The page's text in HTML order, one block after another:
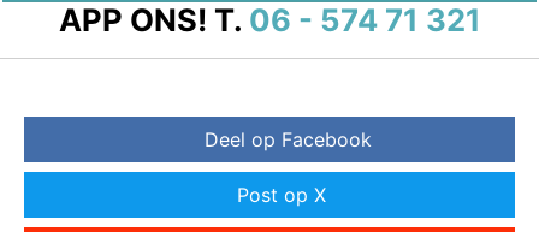
APP ONS! T. 06 - 574 71 321
Deel op Facebook
Post op X